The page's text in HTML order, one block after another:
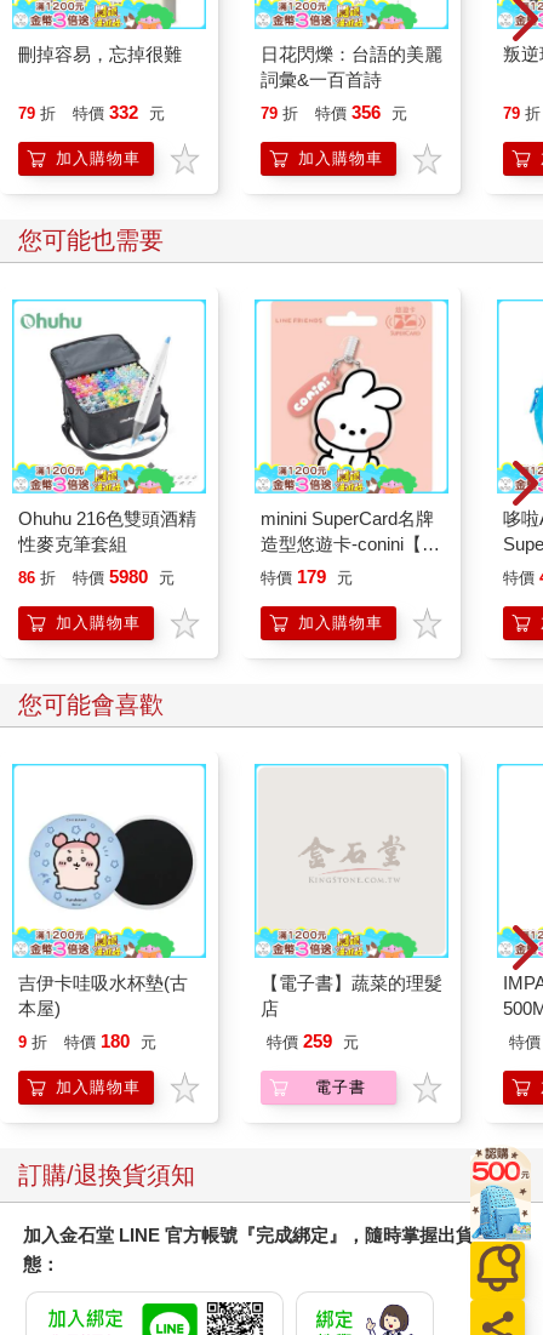
刪掉容易，忘掉很難
79 折 特價 332 元
加入購物車
日花閃爍：台語的美麗
詞彙&一百首詩
79 折 特價 356 元
加入購物車
叛逆
79 折
您可能也需要
Ohuhu 216色雙頭酒精
性麥克筆套組
86 折 特價 5980 元
加入購物車
minini SuperCard名牌
造型悠遊卡-conini【受
託代銷】
特價 179 元
加入購物車
哆
遊
特價
您可能會喜歡
吉伊卡哇吸水杯墊(古
本屋)
9 折 特價 180 元
加入購物車
【電子書】蔬菜的理髮
店
特價 259 元
電子書
特價
訂購/退換貨須知
加入金石堂 LINE 官方帳號『完成綁定』，隨時掌握出貨動
態：